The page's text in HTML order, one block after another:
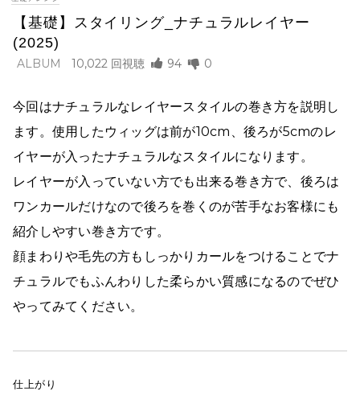
巻き方
スタイリング剤の付け方
まとめ 09:28
仕上がり
【基礎】スタイリング_ナチュラルレイヤー
(2025)
ALBUM 10,022 94 0
今回はナチュラルなレイヤースタイルの巻き方を説明し
ます。使用したウィッグは前が10cm、後ろが5cmのレ
イヤーが入ったナチュラルなスタイルになります。
レイヤーが入っていない方でも出来る巻き方で、後ろは
ワンカールだけなので後ろを巻くのが苦手なお客様にも
紹介しやすい巻き方です。
顔まわりや毛先の方もしっかりカールをつけることでナ
チュラルでもふんわりした柔らかい質感になるのでぜひ
やってみてください。
仕上がり